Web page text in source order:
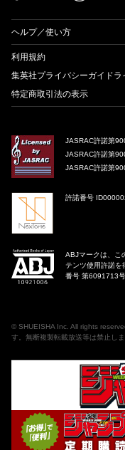
ヘルプ／使い方
利用規約
集英社プライバシーガイドラ
特定商取引法の表示
JASRAC許諾第
JASRAC許諾第
JASRAC許諾第
許諾番号
ABJマークは、こ
テンツ使用許諾を
番号 第6091713号
© SHUEISHA Inc . All rights
す。無断複製転載放送等は禁止しま